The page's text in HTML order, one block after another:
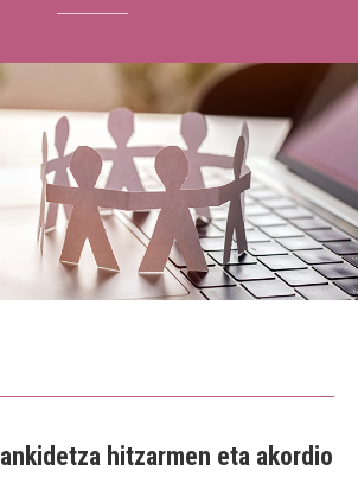
lankidetza hitzarmen eta akordio